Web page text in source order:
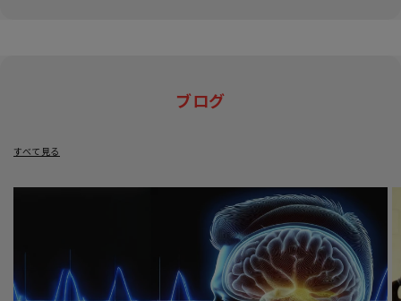
ブログ
すべて見る